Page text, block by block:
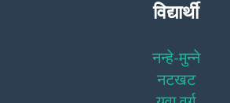
विद्यार्थी
नन्हे-मुन्ने
नटखट